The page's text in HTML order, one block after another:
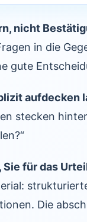
nicht
in die
gute
aufdecken
stecken
Sie für das
Die